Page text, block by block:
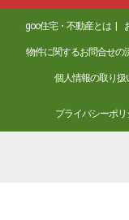
goo住宅・不動産とは
物件に関するお問合せの
個人情報の取り扱
プライバシーポリ